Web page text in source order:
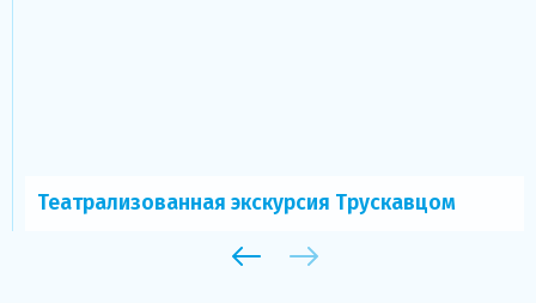
Театрализованная экскурсия Трускавцом